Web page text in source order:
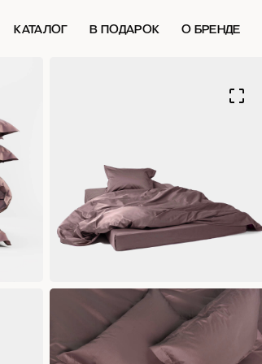
КАТАЛОГ В ПОДАРОК О БРЕНДЕ